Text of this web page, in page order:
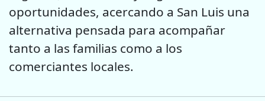
oportunidades, acercando a San Luis una
alternativa pensada para acompañar
tanto a las familias como a los
comerciantes locales.